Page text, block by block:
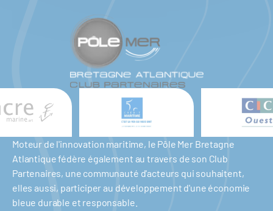
Moteur de l'innovation maritime, le Pôle Mer Bretagne
Atlantique fédère également au travers de son Club
Partenaires, une communauté d'acteurs qui souhaitent,
elles aussi, participer au développement d'une économie
bleue durable et responsable.